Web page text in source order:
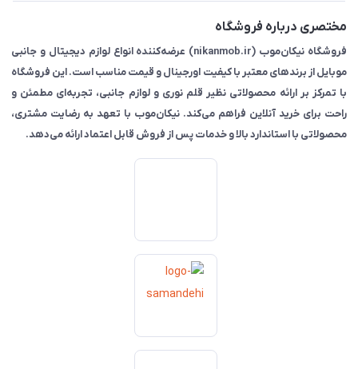
مختصری درباره فروشگاه
فروشگاه نیکان‌موب (nikanmob.ir) عرضه‌کننده انواع لوازم دیجیتال و جانبی
موبایل از برندهای معتبر با کیفیت اورجینال و قیمت مناسب است. این فروشگاه
با تمرکز بر ارائه محصولاتی نظیر قلم نوری و لوازم جانبی، تجربه‌ای مطمئن و
راحت برای خرید آنلاین فراهم می‌کند. نیکان‌موب با تعهد به رضایت مشتری،
محصولاتی با استاندارد بالا و خدمات پس از فروش قابل اعتماد ارائه می‌دهد.